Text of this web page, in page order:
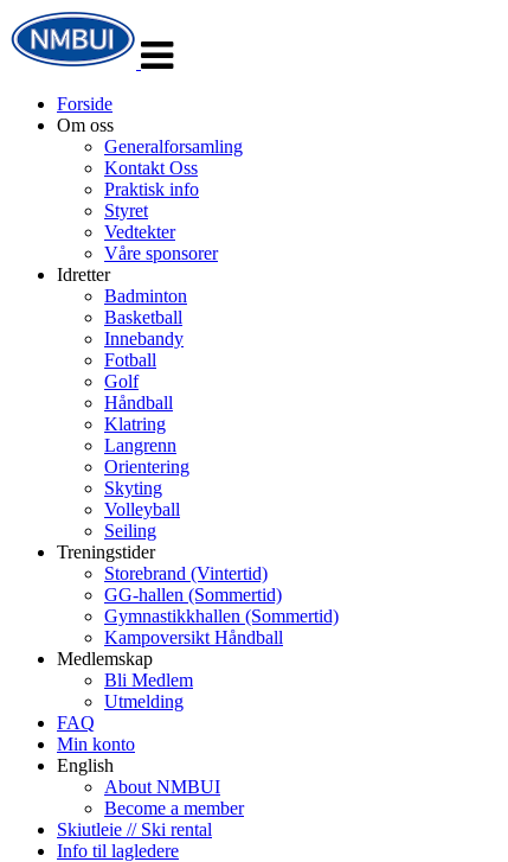
navigasjon
Forside
Om oss
Generalforsamling
Kontakt Oss
Praktisk info
Styret
Vedtekter
Våre sponsorer
Idretter
Badminton
Basketball
Innebandy
Fotball
Golf
Håndball
Klatring
Langrenn
Orientering
Skyting
Volleyball
Seiling
Treningstider
Storebrand (Vintertid)
GG-hallen (Sommertid)
Gymnastikkhallen (Sommertid)
Kampoversikt Håndball
Medlemskap
Bli Medlem
Utmelding
FAQ
Min konto
English
About NMBUI
Become a member
Skiutleie // Ski rental
Info til lagledere